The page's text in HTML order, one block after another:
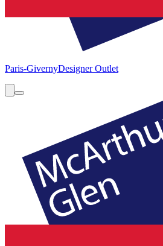
Paris-GivernyDesigner Outlet